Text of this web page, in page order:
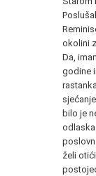
okolini
Da,
godine
bilo je
želi